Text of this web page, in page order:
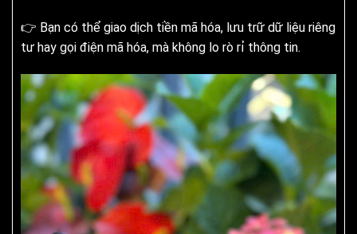
👉 Bạn có thể giao dịch tiền mã hóa, lưu trữ dữ liệu riêng
tư hay gọi điện mã hóa, mà không lo rò rỉ thông tin.